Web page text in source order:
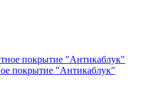
покрытие "Антикаблук"